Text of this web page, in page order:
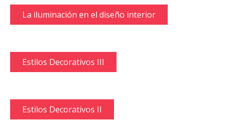
La iluminación en el diseño interior
Estilos Decorativos III
Estilos Decorativos II